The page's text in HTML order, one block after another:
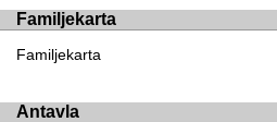
Familjekarta
Familjekarta
Antavla